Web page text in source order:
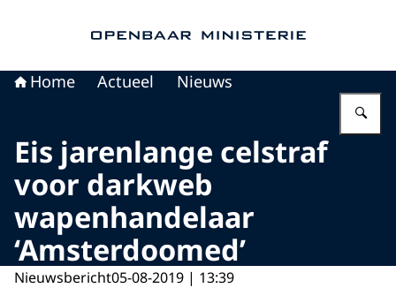
Home Actueel Nieuws
Eis jarenlange celstraf
voor darkweb
wapenhandelaar
‘Amsterdoomed’
Nieuwsbericht05-08-2019 | 13:39